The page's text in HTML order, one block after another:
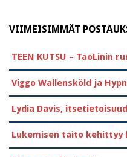
VIIMEISIMMÄT
TEEN KUTSU – TaoLinin
Viggo Wallensköld ja
Lydia Davis,
Lukemisen taito kehittyy